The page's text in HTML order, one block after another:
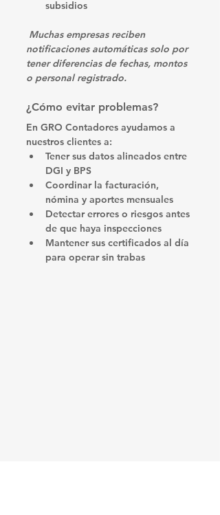
subsidios
Muchas empresas reciben
notificaciones automáticas solo por
tener diferencias de fechas, montos
o personal registrado.
¿Cómo evitar problemas?
En GRO Contadores ayudamos a
nuestros clientes a:
Tener sus datos alineados entre
DGI y BPS
Coordinar la facturación,
nómina y aportes mensuales
Detectar errores o riesgos antes
de que haya inspecciones
Mantener sus certificados al día
para operar sin trabas